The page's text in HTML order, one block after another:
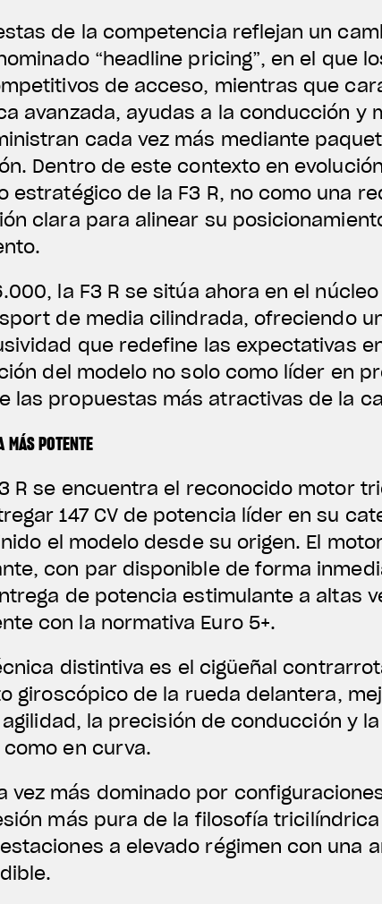
de la competencia reflejan un
“headline pricing”, en el que
de acceso, mientras que
avanzada, ayudas a la conducción y
cada vez más mediante
Dentro de este contexto en
estratégico de la F3 R, no como una
clara para alinear su
la F3 R se sitúa ahora en el
de media cilindrada, ofreciendo
que redefine las expectativas
del modelo no solo como líder en
las propuestas más atractivas de la
POTENTE
R se encuentra el reconocido motor
147 CV de potencia líder en su
el modelo desde su origen. El
con par disponible de forma
de potencia estimulante a altas
con la normativa Euro 5+.
distintiva es el cigüeñal
giroscópico de la rueda delantera,
la precisión de conducción y
en curva.
vez más dominado por
más pura de la filosofía tricilíndrica
a elevado régimen con una